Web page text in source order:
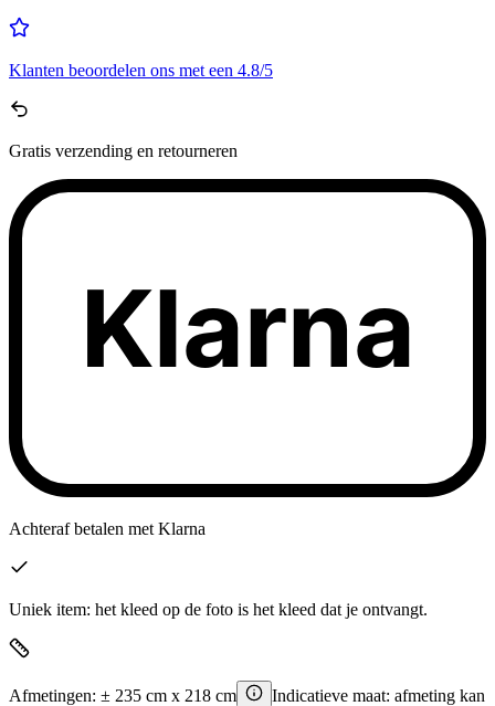
Klanten beoordelen ons met een 4.8/5
Gratis verzending en retourneren
Klarna
Achteraf betalen met Klarna
Uniek item: het kleed op de foto is het kleed dat je ontvangt.
Afmetingen: ± 235 cm x 218 cm
Indicatieve maat: afmeting kan